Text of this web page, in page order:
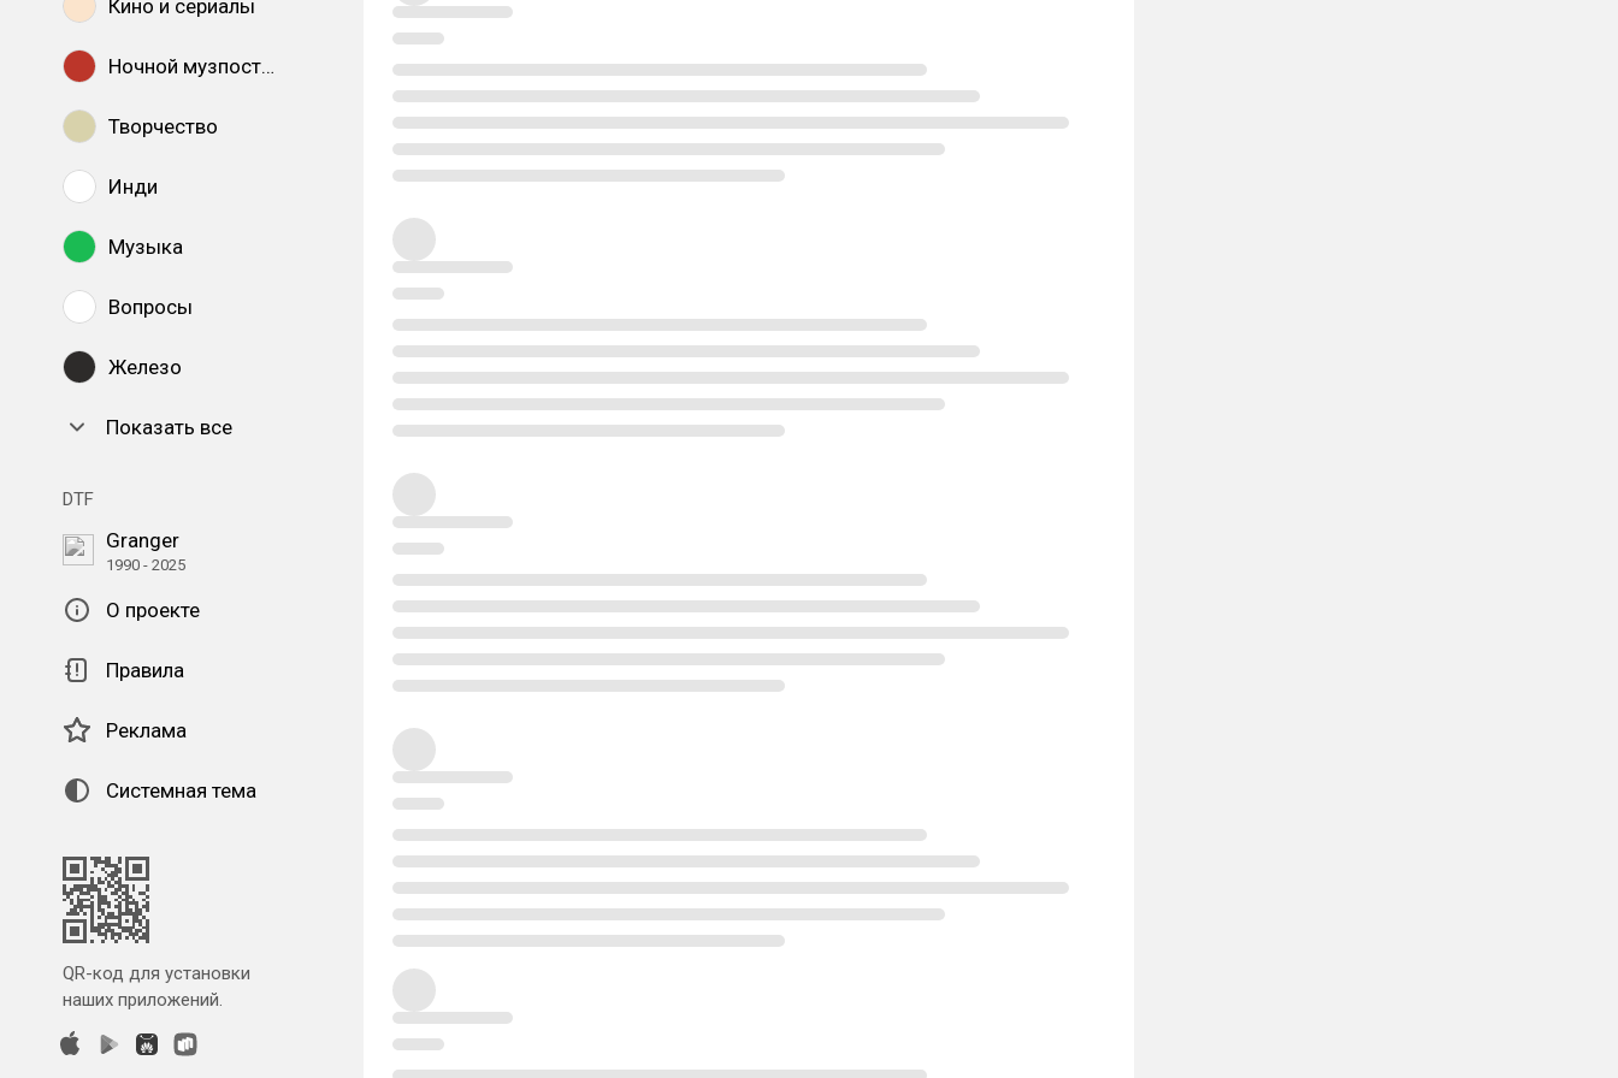
Кино и сериалы
Ночной музпостинг
Творчество
Инди
Музыка
Вопросы
Железо
Показать все
DTF
Granger
1990 - 2025
О проекте
Правила
Реклама
Системная тема
QR-код для установки
наших приложений.